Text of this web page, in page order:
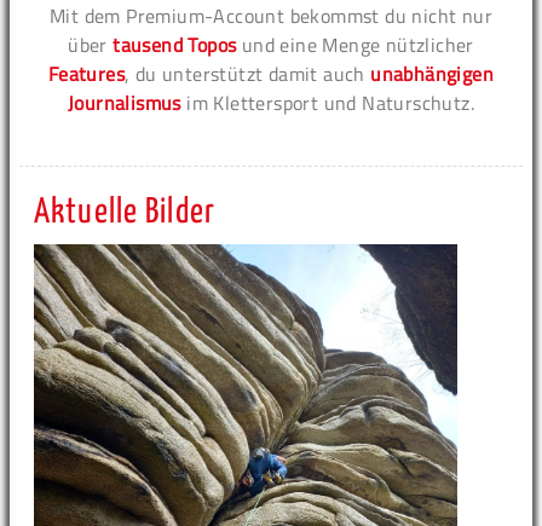
Mit dem Premium-Account bekommst du nicht nur
übertausend Toposund eine Menge nützlicher
Features, du unterstützt damit auch unabhängigen
Journalismusim Klettersport und Naturschutz.
Aktuelle Bilder